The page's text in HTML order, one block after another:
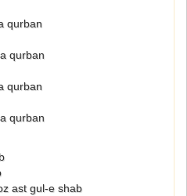
qurban
qurban
qurban
qurban
ast gul-e shab